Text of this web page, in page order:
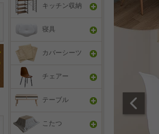
キッチン収納
寝具
カバーシーツ
チェアー
テーブル
こたつ